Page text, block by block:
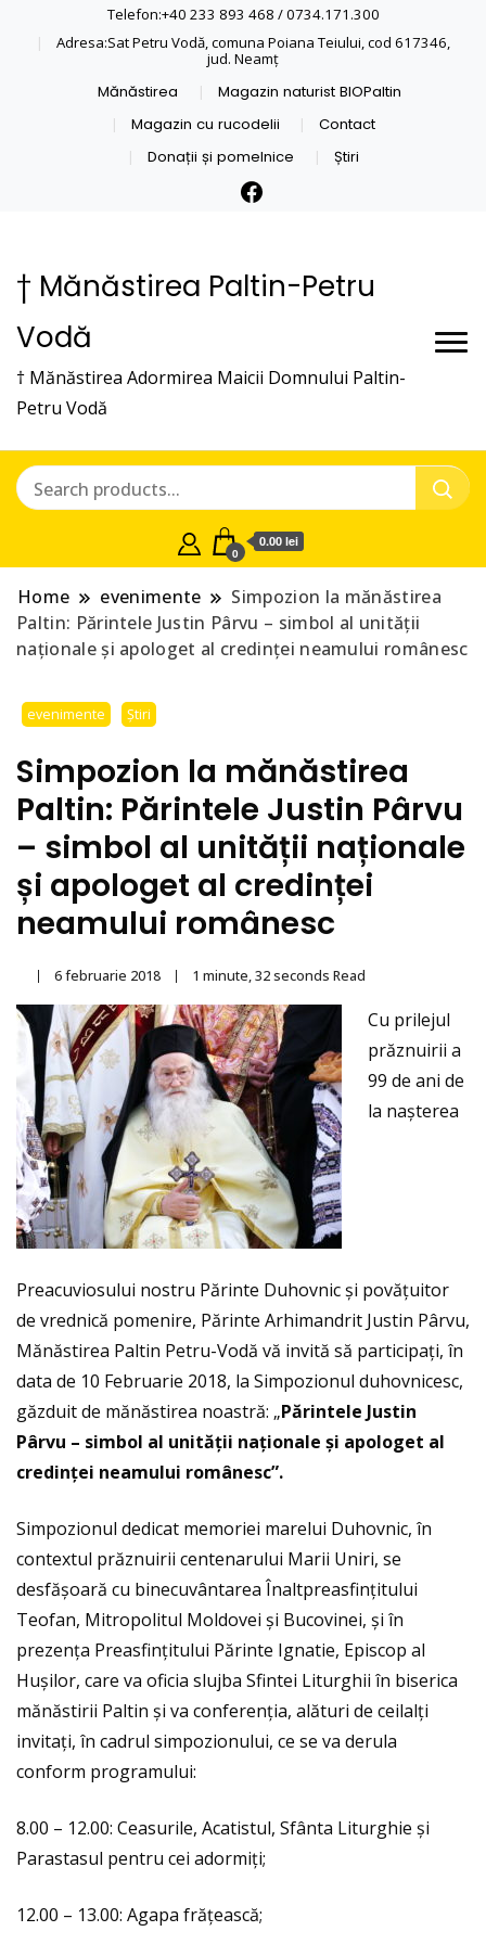
Telefon:+40 233 893 468 / 0734.171.300
Adresa:Sat Petru Vodă, comuna Poiana Teiului, cod 617346,
jud. Neamţ
Mănăstirea
Magazin naturist BIOPaltin
Magazin cu rucodelii
Contact
Donații și pomelnice
Știri
† Mănăstirea Paltin-Petru
Vodă
† Mănăstirea Adormirea Maicii Domnului Paltin-
Petru Vodă
0
0.00 lei
Home evenimente
Simpozion la mănăstirea
Paltin: Părintele Justin Pârvu – simbol al unității
naționale și apologet al credinței neamului românesc
evenimente Știri
Simpozion la mănăstirea
Paltin: Părintele Justin Pârvu
– simbol al unității naționale
și apologet al credinței
neamului românesc
6 februarie 2018 1 minute, 32 seconds Read
Cu prilejul
prăznuirii a
99 de ani de
la nașterea
Preacuviosului nostru Părinte Duhovnic și povățuitor
de vrednică pomenire, Părinte Arhimandrit Justin Pârvu,
Mănăstirea Paltin Petru-Vodă vă invită să participați, în
data de 10 Februarie 2018, la Simpozionul duhovnicesc,
găzduit de mănăstirea noastră: „Părintele Justin
Pârvu – simbol al unității naționale și apologet al
credinței neamului românesc”.
Simpozionul dedicat memoriei marelui Duhovnic, în
contextul prăznuirii centenarului Marii Uniri, se
desfășoară cu binecuvântarea Înaltpreasfințitului
Teofan, Mitropolitul Moldovei și Bucovinei, și în
prezența Preasfințitului Părinte Ignatie, Episcop al
Hușilor, care va oficia slujba Sfintei Liturghii în biserica
mănăstirii Paltin și va conferenția, alături de ceilalți
invitați, în cadrul simpozionului, ce se va derula
conform programului:
8.00 – 12.00: Ceasurile, Acatistul, Sfânta Liturghie și
Parastasul pentru cei adormiți;
12.00 – 13.00: Agapa frățească;